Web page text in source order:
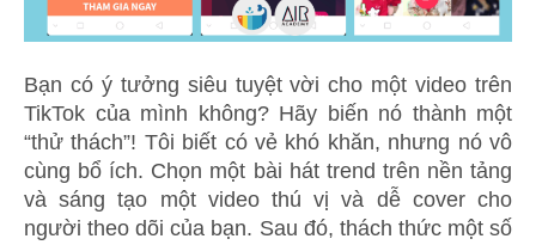
Bạn có ý tưởng siêu tuyệt vời cho một video trên
TikTok của mình không? Hãy biến nó thành một
“thử thách”! Tôi biết có vẻ khó khăn, nhưng nó vô
cùng bổ ích. Chọn một bài hát trend trên nền tảng
và sáng tạo một video thú vị và dễ cover cho
người theo dõi của bạn. Sau đó, thách thức một số